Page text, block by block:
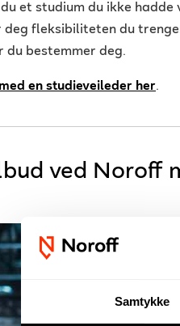
Samtykke
du et studium du ikke
fleksibiliteten du
du bestemmer deg.
en studieveileder her.
ved Noroff